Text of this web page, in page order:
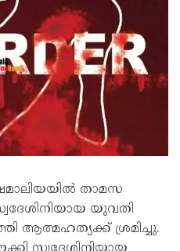
താമസ
യുവതി
ആത്മഹത്യക്ക് ശ്രമിച്ചു.